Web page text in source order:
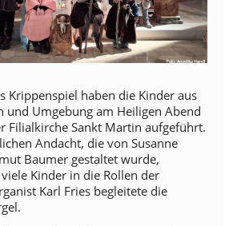
Krippenspiel haben die Kinder aus
und Umgebung am Heiligen Abend
Filialkirche Sankt Martin aufgeführt.
Andacht, die von Susanne
Baumer gestaltet wurde,
Kinder in die Rollen der
Karl Fries begleitete die